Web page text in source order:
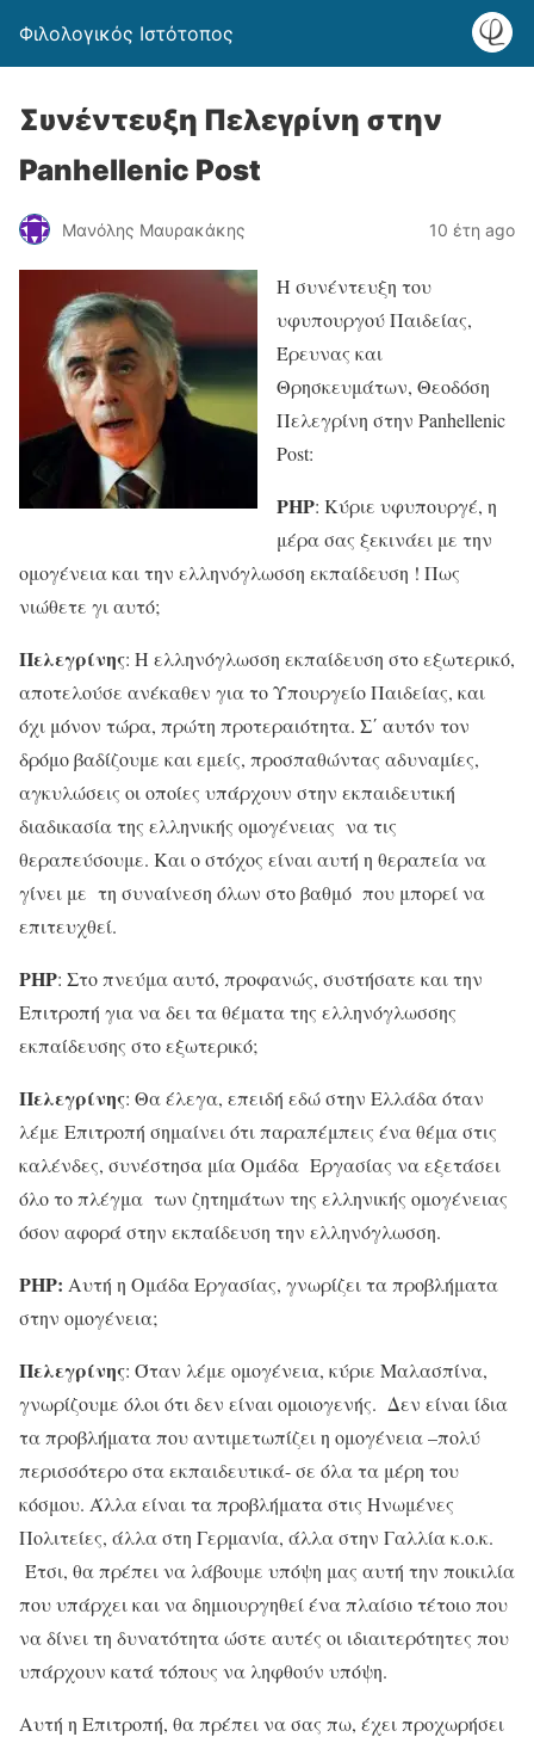
Φιλολογικός Ιστότοπος
Συ­νέ­ντευξη Πε­λε­γρίνη στην
Panhellenic Post
Μανόλης Μαυρακάκης 10 έτη ago
Η συνέντευξη του
υφυπουργού Παιδείας,
Έρευνας και
Θρησκευμάτων, Θεοδόση
Πελεγρίνη στην Panhellenic
Post:
ΡΗΡ: Κύριε υφυπουργέ, η
μέρα σας ξεκινάει με την
ομογένεια και την ελληνόγλωσση εκπαίδευση ! Πως
νιώθετε γι αυτό;
Πελεγρίνης: Η ελληνόγλωσση εκπαίδευση στο εξωτερικό,
αποτελούσε ανέκαθεν για το Υπουργείο Παιδείας, και
όχι μόνον τώρα, πρώτη προτεραιότητα. Σ΄ αυτόν τον
δρόμο βαδίζουμε και εμείς, προσπαθώντας αδυναμίες,
αγκυλώσεις οι οποίες υπάρχουν στην εκπαιδευτική
διαδικασία της ελληνικής ομογένειας να τις
θεραπεύσουμε. Και ο στόχος είναι αυτή η θεραπεία να
γίνει με τη συναίνεση όλων στο βαθμό που μπορεί να
επιτευχθεί.
ΡΗΡ: Στο πνεύμα αυτό, προφανώς, συστήσατε και την
Επιτροπή για να δει τα θέματα της ελληνόγλωσσης
εκπαίδευσης στο εξωτερικό;
Πελεγρίνης: Θα έλεγα, επειδή εδώ στην Ελλάδα όταν
λέμε Επιτροπή σημαίνει ότι παραπέμπεις ένα θέμα στις
καλένδες, συνέστησα μία Ομάδα Εργασίας να εξετάσει
όλο το πλέγμα των ζητημάτων της ελληνικής ομογένειας
όσον αφορά στην εκπαίδευση την ελληνόγλωσση.
ΡΗΡ: Αυτή η Ομάδα Εργασίας, γνωρίζει τα προβλήματα
στην ομογένεια;
Πελεγρίνης: Όταν λέμε ομογένεια, κύριε Μαλασπίνα,
γνωρίζουμε όλοι ότι δεν είναι ομοιογενής. Δεν είναι ίδια
τα προβλήματα που αντιμετωπίζει η ομογένεια –πολύ
περισσότερο στα εκπαιδευτικά- σε όλα τα μέρη του
κόσμου. Άλλα είναι τα προβλήματα στις Ηνωμένες
Πολιτείες, άλλα στη Γερμανία, άλλα στην Γαλλία κ.ο.κ.
Έτσι, θα πρέπει να λάβουμε υπόψη μας αυτή την ποικιλία
που υπάρχει και να δημιουργηθεί ένα πλαίσιο τέτοιο που
να δίνει τη δυνατότητα ώστε αυτές οι ιδιαιτερότητες που
υπάρχουν κατά τόπους να ληφθούν υπόψη.
Αυτή η Επιτροπή, θα πρέπει να σας πω, έχει προχωρήσει